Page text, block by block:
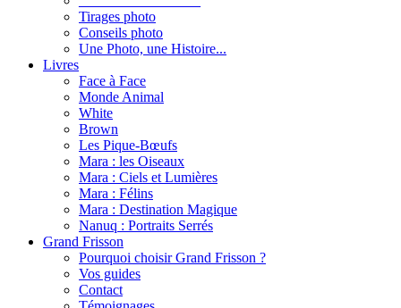
Tirages photo
Conseils photo
Une Photo, une Histoire...
Livres
Face à Face
Monde Animal
White
Brown
Les Pique-Bœufs
Mara : les Oiseaux
Mara : Ciels et Lumières
Mara : Félins
Mara : Destination Magique
Nanuq : Portraits Serrés
Grand Frisson
Pourquoi choisir Grand Frisson ?
Vos guides
Contact